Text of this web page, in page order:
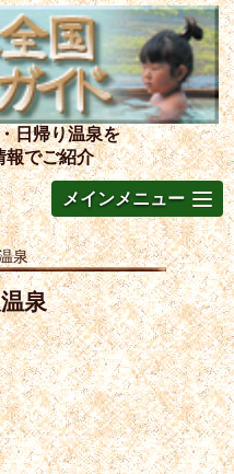
日帰り温泉を
報でご紹介
メインメニュー
泉
泉